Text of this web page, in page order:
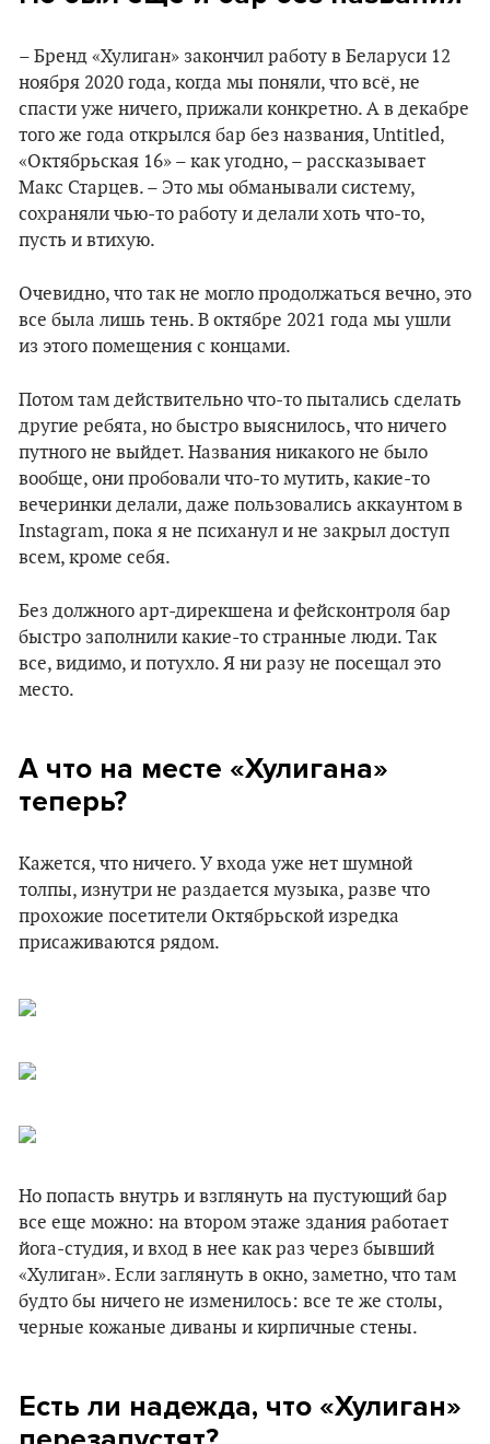
– Бренд «Хулиган» закончил работу в Беларуси 12
ноября 2020 года, когда мы поняли, что всё, не
спасти уже ничего, прижали конкретно. А в декабре
того же года открылся бар без названия, Untitled,
«Октябрьская 16» – как угодно, – рассказывает
Макс Старцев. – Это мы обманывали систему,
сохраняли чью-то работу и делали хоть что-то,
пусть и втихую.
Очевидно, что так не могло продолжаться вечно, это
все была лишь тень. В октябре 2021 года мы ушли
из этого помещения с концами.
Потом там действительно что-то пытались сделать
другие ребята, но быстро выяснилось, что ничего
путного не выйдет. Названия никакого не было
вообще, они пробовали что-то мутить, какие-то
вечеринки делали, даже пользовались аккаунтом в
Instagram, пока я не психанул и не закрыл доступ
всем, кроме себя.
Без должного арт-дирекшена и фейсконтроля бар
быстро заполнили какие-то странные люди. Так
все, видимо, и потухло. Я ни разу не посещал это
место.
А что на месте «‎Хулигана»
теперь?
Кажется, что ничего. У входа уже нет шумной
толпы, изнутри не раздается музыка, разве что
прохожие посетители Октябрьской изредка
присаживаются рядом.
Но попасть внутрь и взглянуть на пустующий бар
все еще можно: на втором этаже здания работает
йога-студия, и вход в нее как раз через бывший
«‎Хулиган». Если заглянуть в окно, заметно, что там
будто бы ничего не изменилось: все те же столы,
черные кожаные диваны и кирпичные стены.
Есть ли надежда, что «‎Хулиган»